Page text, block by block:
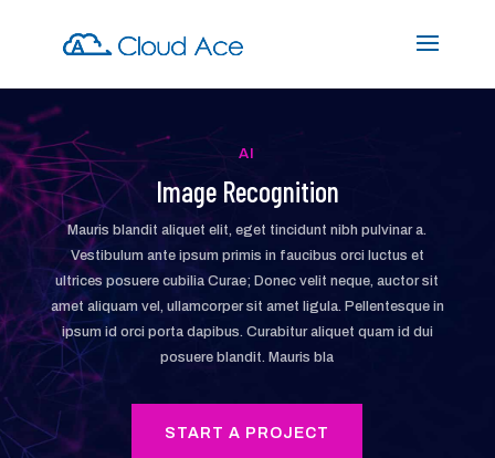
AI
Image Recognition
Mauris blandit aliquet elit, eget tincidunt nibh pulvinar a.
Vestibulum ante ipsum primis in faucibus orci luctus et
ultrices posuere cubilia Curae; Donec velit neque, auctor sit
amet aliquam vel, ullamcorper sit amet ligula. Pellentesque in
ipsum id orci porta dapibus. Curabitur aliquet quam id dui
posuere blandit. Mauris bla
START A PROJECT